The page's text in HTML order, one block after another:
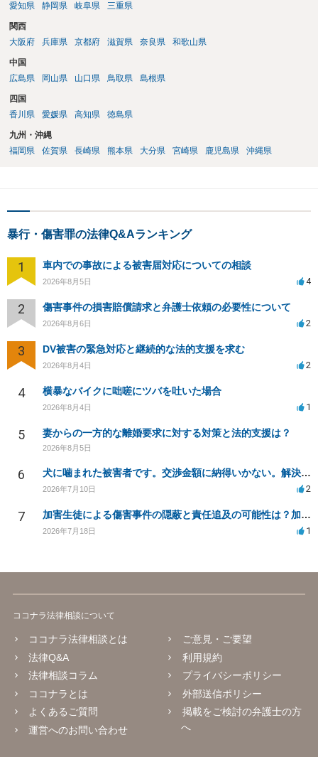
愛知県
静岡県 岐阜県 三重県
関西
大阪府
兵庫県 京都府 滋賀県 奈良県 和歌山県
中国
広島県
岡山県 山口県 鳥取県 島根県
四国
香川県
愛媛県 高知県 徳島県
九州・沖縄
福岡県
佐賀県 長崎県 熊本県 大分県 宮崎県 鹿児島県 沖縄県
暴行・傷害罪の法律Q&Aランキング
1 車内での事故による被害届対応についての相談
2026年8月5日 4
2 傷害事件の損害賠償請求と弁護士依頼の必要性について
2026年8月6日 2
3 DV被害の緊急対応と継続的な法的支援を求む
2026年8月4日 2
4 横暴なバイクに咄嗟にツバを吐いた場合
2026年8月4日 1
5 妻からの一方的な離婚要求に対する対策と法的支援は？
2026年8月5日
6 犬に噛まれた被害者です。交渉金額に納得いかない。解決策はありますか？
2026年7月10日 2
7 加害生徒による傷害事件の隠蔽と責任追及の可能性は？加害生徒の処分は？
2026年7月18日 1
ココナラ法律相談について
ココナラ法律相談とは
法律Q&A
法律相談コラム
ココナラとは
よくあるご質問
運営へのお問い合わせ
ご意見・ご要望
利用規約
プライバシーポリシー
外部送信ポリシー
掲載をご検討の弁護士の方
へ